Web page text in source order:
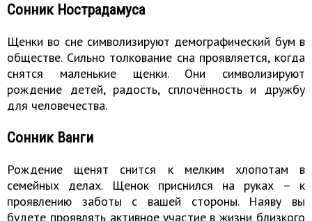
Сонник Нострадамуса
Щенки во сне символизируют демографический бум в
обществе. Сильно толкование сна проявляется, когда
снятся маленькие щенки. Они символизируют
рождение детей, радость, сплочённость и дружбу
для человечества.
Сонник Ванги
Рождение щенят снится к мелким хлопотам в
семейных делах. Щенок приснился на руках – к
проявлению заботы с вашей стороны. Наяву вы
будете проявлять активное участие в жизни близкого